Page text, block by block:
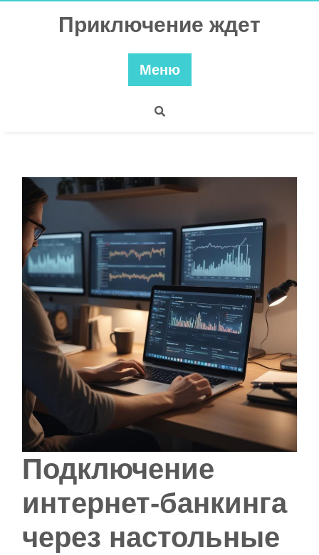
Приключение ждет
Меню
Подключение
интернет-банкинга
через настольные